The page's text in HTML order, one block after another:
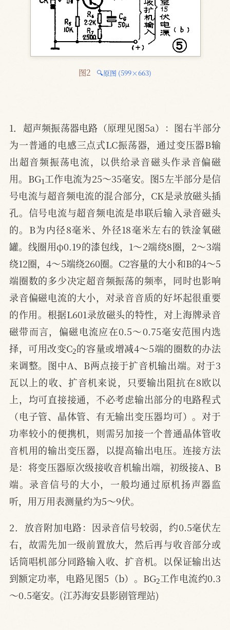
图2 🔍原图 (599×663)
1．超声频振荡器电路（原理见图5a）：图右半部分
为一普通的电感三点式LC振荡器，通过变压器B输
出超音频振荡电流，以供给录音磁头作录音偏磁
用。BG1工作电流为25～35毫安。图5左半部分是信
号电流与超音频电流的混合部分，CK是录放磁头插
孔。信号电流与超音频电流是串联后输入录音磁头
的。B为内径8毫米、外径18毫米左右的铁淦氧磁
罐。线圈用φ0.19的漆包线，1～2端绕8圈，2～3端
绕12圈，4～5端绕260圈。C2容量的大小和B的4～5
端圈数的多少决定超音频振荡的频率，同时也影响
录音偏磁电流的大小，对录音音质的好坏起很重要
的作用。根据L601录放磁头的特性，对上海牌录音
磁带而言，偏磁电流应在0.5～0.75毫安范围内选
择，可用改变C2的容量或增减4～5端的圈数的办法
来调整。图中A、B两点接于扩音机输出端。对于3
瓦以上的收、扩音机来说，只要输出阻抗在8欧以
上，均可直接接通，不必考虑输出部分的电路程式
（电子管、晶体管、有无输出变压器均可）。对于
功率较小的便携机，则需另加接一个普通晶体管收
音机用的输出变压器，以提高输出电压。连接方法
是：将变压器原次级接收音机输出端，初级接A、B
端。录音信号的大小，一般均通过原机扬声器监
听，用万用表测量约为5～9伏。
2．放音附加电路：因录音信号较弱，约0.5毫伏左
右，故需先加一级前置放大，然后再与收音部分或
话筒唱机部分同路输入收、扩音机。以保证输出达
到额定功率，电路见图5（b）。BG2 工作电流约0.3
～0.5毫安。(江苏海安县影剧管理站)